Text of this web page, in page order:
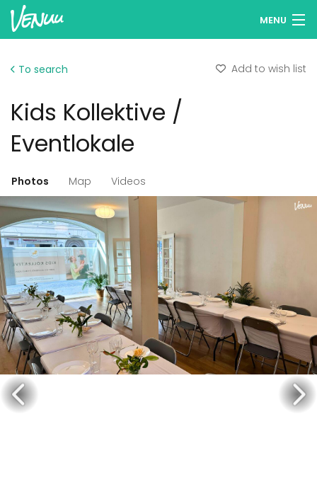
MENU
Log in
Add your venue
To search Add to wish list
Kids Kollektive /
Eventlokale
Photos Map Videos